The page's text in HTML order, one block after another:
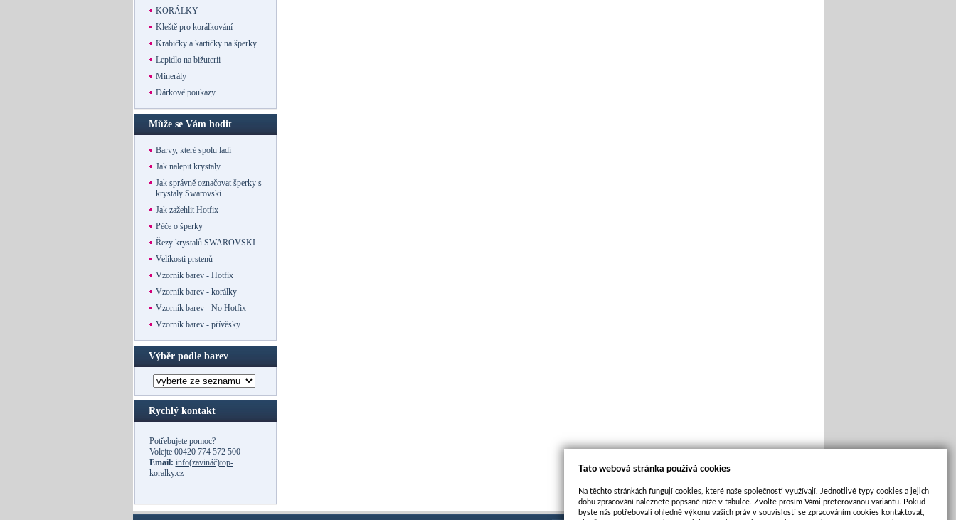
KORÁLKY
Kleště pro korálkování
Krabičky a kartičky na šperky
Lepidlo na bižuterii
Minerály
Dárkové poukazy
Může se Vám hodit
Barvy, které spolu ladí
Jak nalepit krystaly
Jak správně označovat šperky s
krystaly Swarovski
Jak zažehlit Hotfix
Péče o šperky
Řezy krystalů SWAROVSKI
Velikosti prstenů
Vzorník barev - Hotfix
Vzorník barev - korálky
Vzorník barev - No Hotfix
Vzorník barev - přívěsky
Výběr podle barev
Rychlý kontakt
Potřebujete pomoc?
Volejte 00420 774 572 500
Email: info(zavináč)top-
koralky.cz
Tato webová stránka používá cookies
Na těchto stránkách fungují cookies, které naše společnosti využívají. Jednotlivé typy cookies a jejich
dobu zpracování naleznete popsané níže v tabulce. Zvolte prosím Vámi preferovanou variantu. Pokud
byste nás potřebovali ohledně výkonu vašich práv v souvislosti se zpracováním cookies kontaktovat,